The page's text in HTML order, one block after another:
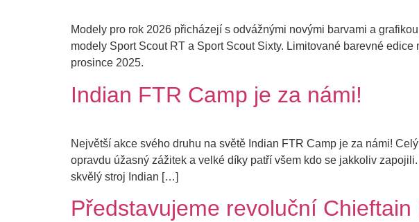
Modely pro rok 2026 přicházejí s odvážnými novými barvami a
modely Sport Scout RT a Sport Scout Sixty. Limitované barevné
prosince 2025.
Indian FTR Camp je za námi!
Největší akce svého druhu na světě Indian FTR Camp je za námi!
opravdu úžasný zážitek a velké díky patří všem kdo se jakkoliv
skvělý stroj Indian […]
Představujeme revoluční